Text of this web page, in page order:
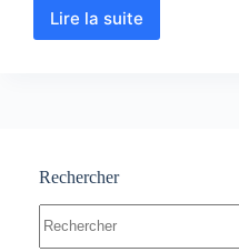
Lire la suite
Atomistique
corrigés
Rechercher
résultat